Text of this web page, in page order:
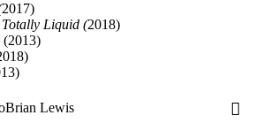
2017)
Liquid (2018)
(2013)
Brian Lewis